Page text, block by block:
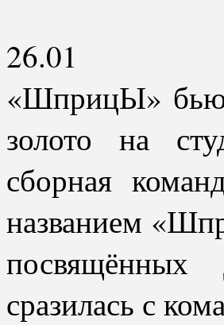
26.01
«ШприцЫ»
золото на
сборная
названием
посвящённых
сразилась с